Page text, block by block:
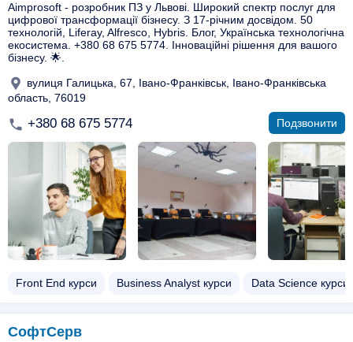
Aimprosoft - розробник ПЗ у Львові. Широкий спектр послуг для
цифрової трансформації бізнесу. З 17-річним досвідом. 50
технологій, Liferay, Alfresco, Hybris. Блог, Українська технологічна
екосистема. +380 68 675 5774. Інноваційні рішення для вашого
бізнесу. 🌟.
вулиця Галицька, 67, Івано-Франківськ, Івано-Франківська
область, 76019
+380 68 675 5774 Подзвонити
Front End курси Business Analyst курси Data Science курси
СофтСерв